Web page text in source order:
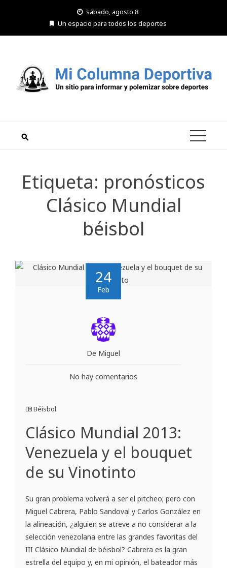
sábado, agosto 8
Un espacio para todos los deportes
Etiqueta: pronósticos
Clásico Mundial
béisbol
24
Feb
De Miguel
No hay comentarios
Béisbol
Clásico Mundial 2013:
Venezuela y el bouquet
de su Vinotinto
Su gran problema volverá a ser el pitcheo; pero con
Miguel Cabrera, Pablo Sandoval y Carlos González en
la alineación, ¿alguien se atreve a no considerar a la
selección venezolana entre las grandes favoritas del
III Clásico Mundial de béisbol? Cabrera es la gran
estrella del equipo y, en mi opinión, el bateador más